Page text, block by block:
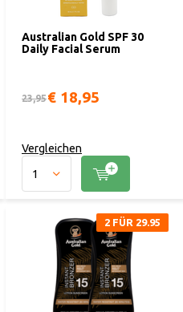
Australian Gold SPF 30
Daily Facial Serum
23,95€ 18,95
Vergleichen
2 FÜR 29.95